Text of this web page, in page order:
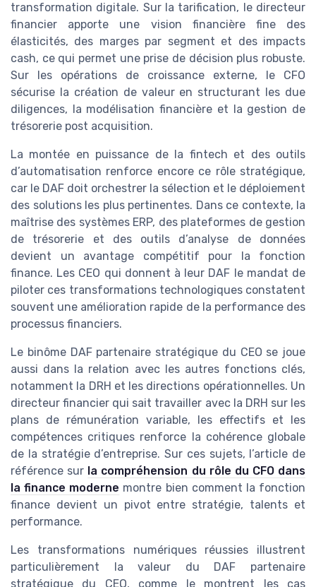
transformation digitale. Sur la tarification, le directeur
financier apporte une vision financière fine des
élasticités, des marges par segment et des impacts
cash, ce qui permet une prise de décision plus robuste.
Sur les opérations de croissance externe, le CFO
sécurise la création de valeur en structurant les due
diligences, la modélisation financière et la gestion de
trésorerie post acquisition.
La montée en puissance de la fintech et des outils
d’automatisation renforce encore ce rôle stratégique,
car le DAF doit orchestrer la sélection et le déploiement
des solutions les plus pertinentes. Dans ce contexte, la
maîtrise des systèmes ERP, des plateformes de gestion
de trésorerie et des outils d’analyse de données
devient un avantage compétitif pour la fonction
finance. Les CEO qui donnent à leur DAF le mandat de
piloter ces transformations technologiques constatent
souvent une amélioration rapide de la performance des
processus financiers.
Le binôme DAF partenaire stratégique du CEO se joue
aussi dans la relation avec les autres fonctions clés,
notamment la DRH et les directions opérationnelles. Un
directeur financier qui sait travailler avec la DRH sur les
plans de rémunération variable, les effectifs et les
compétences critiques renforce la cohérence globale
de la stratégie d’entreprise. Sur ces sujets, l’article de
référence sur la compréhension du rôle du CFO dans
la finance moderne montre bien comment la fonction
finance devient un pivot entre stratégie, talents et
performance.
Les transformations numériques réussies illustrent
particulièrement la valeur du DAF partenaire
stratégique du CEO, comme le montrent les cas